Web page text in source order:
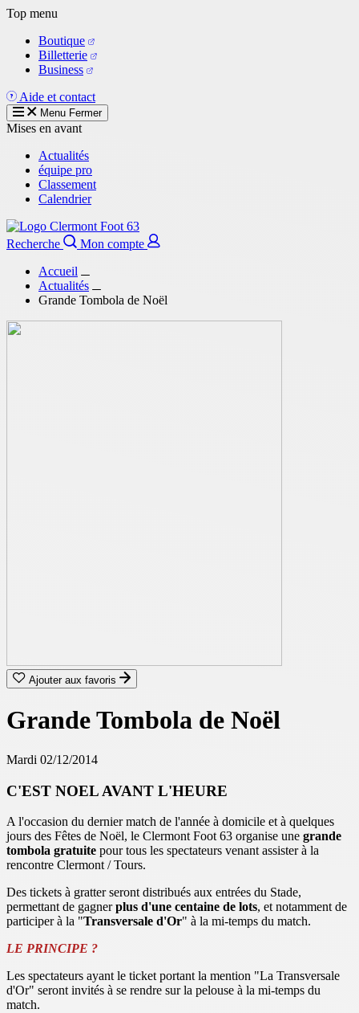
Aller
contenu
principal
Top menu
Boutique
Billetterie
Business
Aide et contact
Menu Fermer
Mises en avant
Actualités
équipe pro
Classement
Calendrier
Recherche
Mon compte
Accueil
Actualités
Grande Tombola de Noël
Ajouter aux favoris
Grande Tombola de Noël
Mardi 02/12/2014
C'EST NOEL AVANT L'HEURE
A l'occasion du dernier match de l'année à domicile et à quelques
jours des Fêtes de Noël, le Clermont Foot 63 organise une grande
tombola gratuite pour tous les spectateurs venant assister à la
rencontre Clermont / Tours.
Des tickets à gratter seront distribués aux entrées du Stade,
permettant de gagnerplus d'une centaine de lots, et notamment de
participer à la "Transversale d'Or" à la mi-temps du match.
LE PRINCIPE ?
Les spectateurs ayant le ticket portant la mention "La Transversale
d'Or" seront invités à se rendre sur la pelouse à la mi-temps du
match.